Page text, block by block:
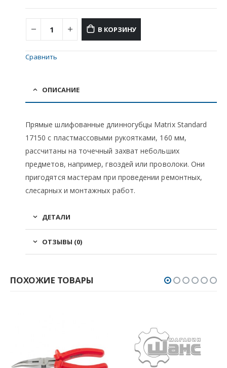
В КОРЗИНУ
Сравнить
ОПИСАНИЕ
Прямые шлифованные длинногубцы Matrix Standard
17150 с пластмассовыми рукоятками, 160 мм,
рассчитаны на точечный захват небольших
предметов, например, гвоздей или проволоки. Они
пригодятся мастерам при проведении ремонтных,
слесарных и монтажных работ.
ДЕТАЛИ
ОТЗЫВЫ (0)
ПОХОЖИЕ ТОВАРЫ